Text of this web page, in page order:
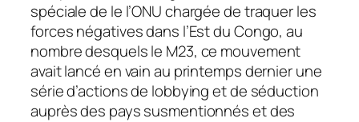
spéciale de le l’ONU chargée de traquer les
forces négatives dans l’Est du Congo, au
nombre desquels le M23, ce mouvement
avait lancé en vain au printemps dernier une
série d’actions de lobbying et de séduction
auprès des pays susmentionnés et des